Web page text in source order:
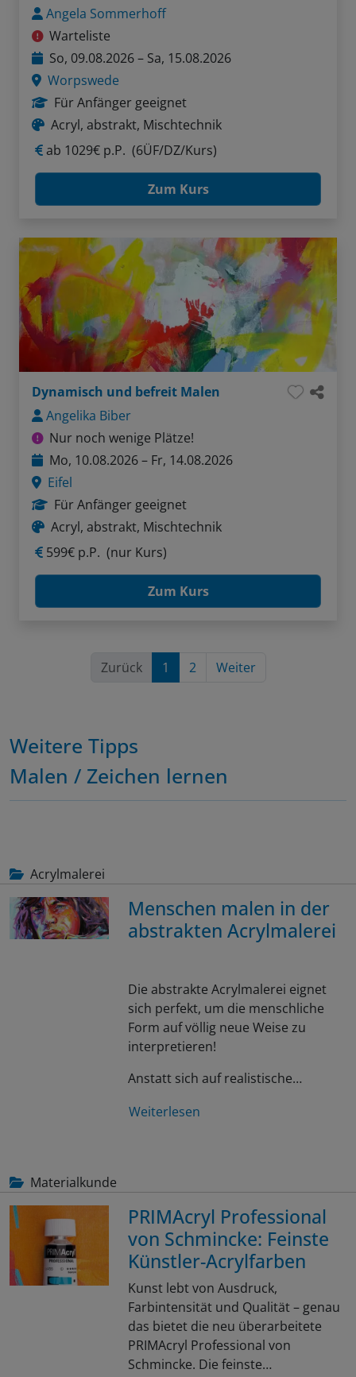
Angela Sommerhoff
Warteliste
So, 09.08.2026 – Sa, 15.08.2026
Worpswede
Für Anfänger geeignet
Acryl, abstrakt, Mischtechnik
ab 1029€ p.P. (6ÜF/DZ/Kurs)
Zum Kurs
Dynamisch und befreit Malen
Angelika Biber
Nur noch wenige Plätze!
Mo, 10.08.2026 – Fr, 14.08.2026
Eifel
Für Anfänger geeignet
Acryl, abstrakt, Mischtechnik
599€ p.P. (nur Kurs)
Zum Kurs
Zurück 1 2 Weiter
Weitere Tipps
Malen / Zeichen lernen
Acrylmalerei
Menschen malen in der
abstrakten Acrylmalerei
Die abstrakte Acrylmalerei eignet
sich perfekt, um die menschliche
Form auf völlig neue Weise zu
interpretieren!
Anstatt sich auf realistische…
Weiterlesen
Materialkunde
PRIMAcryl Professional
von Schmincke: Feinste
Künstler-Acrylfarben
Kunst lebt von Ausdruck,
Farbintensität und Qualität – genau
das bietet die neu überarbeitete
PRIMAcryl Professional von
Schmincke. Die feinste…